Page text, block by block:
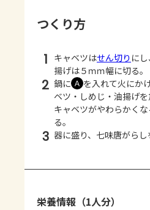
つくり方
1 キャベツはせん切り に
揚げは５ｍｍ幅に切る。
2 鍋に Ａ を入れて火にか
ベツ・しめじ・油揚げを
キャベツがやわらかく
る。
3 器に盛り、七味唐がらし
栄養情報（1人分）